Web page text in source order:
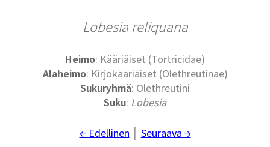
Lobesia reliquana
Heimo: Kääriäiset (Tortricidae)
Alaheimo: Kirjokääriäiset (Olethreutinae)
Sukuryhmä: Olethreutini
Suku: Lobesia
← Edellinen Seuraava →